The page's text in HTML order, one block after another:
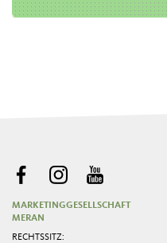
MARKETINGGESELLSCHAFT
MERAN
RECHTSSITZ: